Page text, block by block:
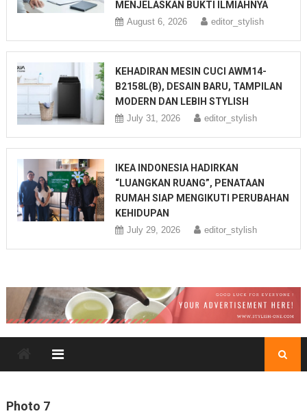
MENJELASKAN BUKTI ILMIAHNYA
August 6, 2026 editor_stylish
KEHADIRAN MESIN CUCI AWM14-
B2158L(B), DESAIN BARU, TAMPILAN
MODERN DAN LEBIH STYLISH
July 31, 2026 editor_stylish
IKEA INDONESIA HADIRKAN
“LUANGKAN RUANG”, PENATAAN
RUMAH SIAP MENGIKUTI PERUBAHAN
KEHIDUPAN
July 29, 2026 editor_stylish
Photo 7